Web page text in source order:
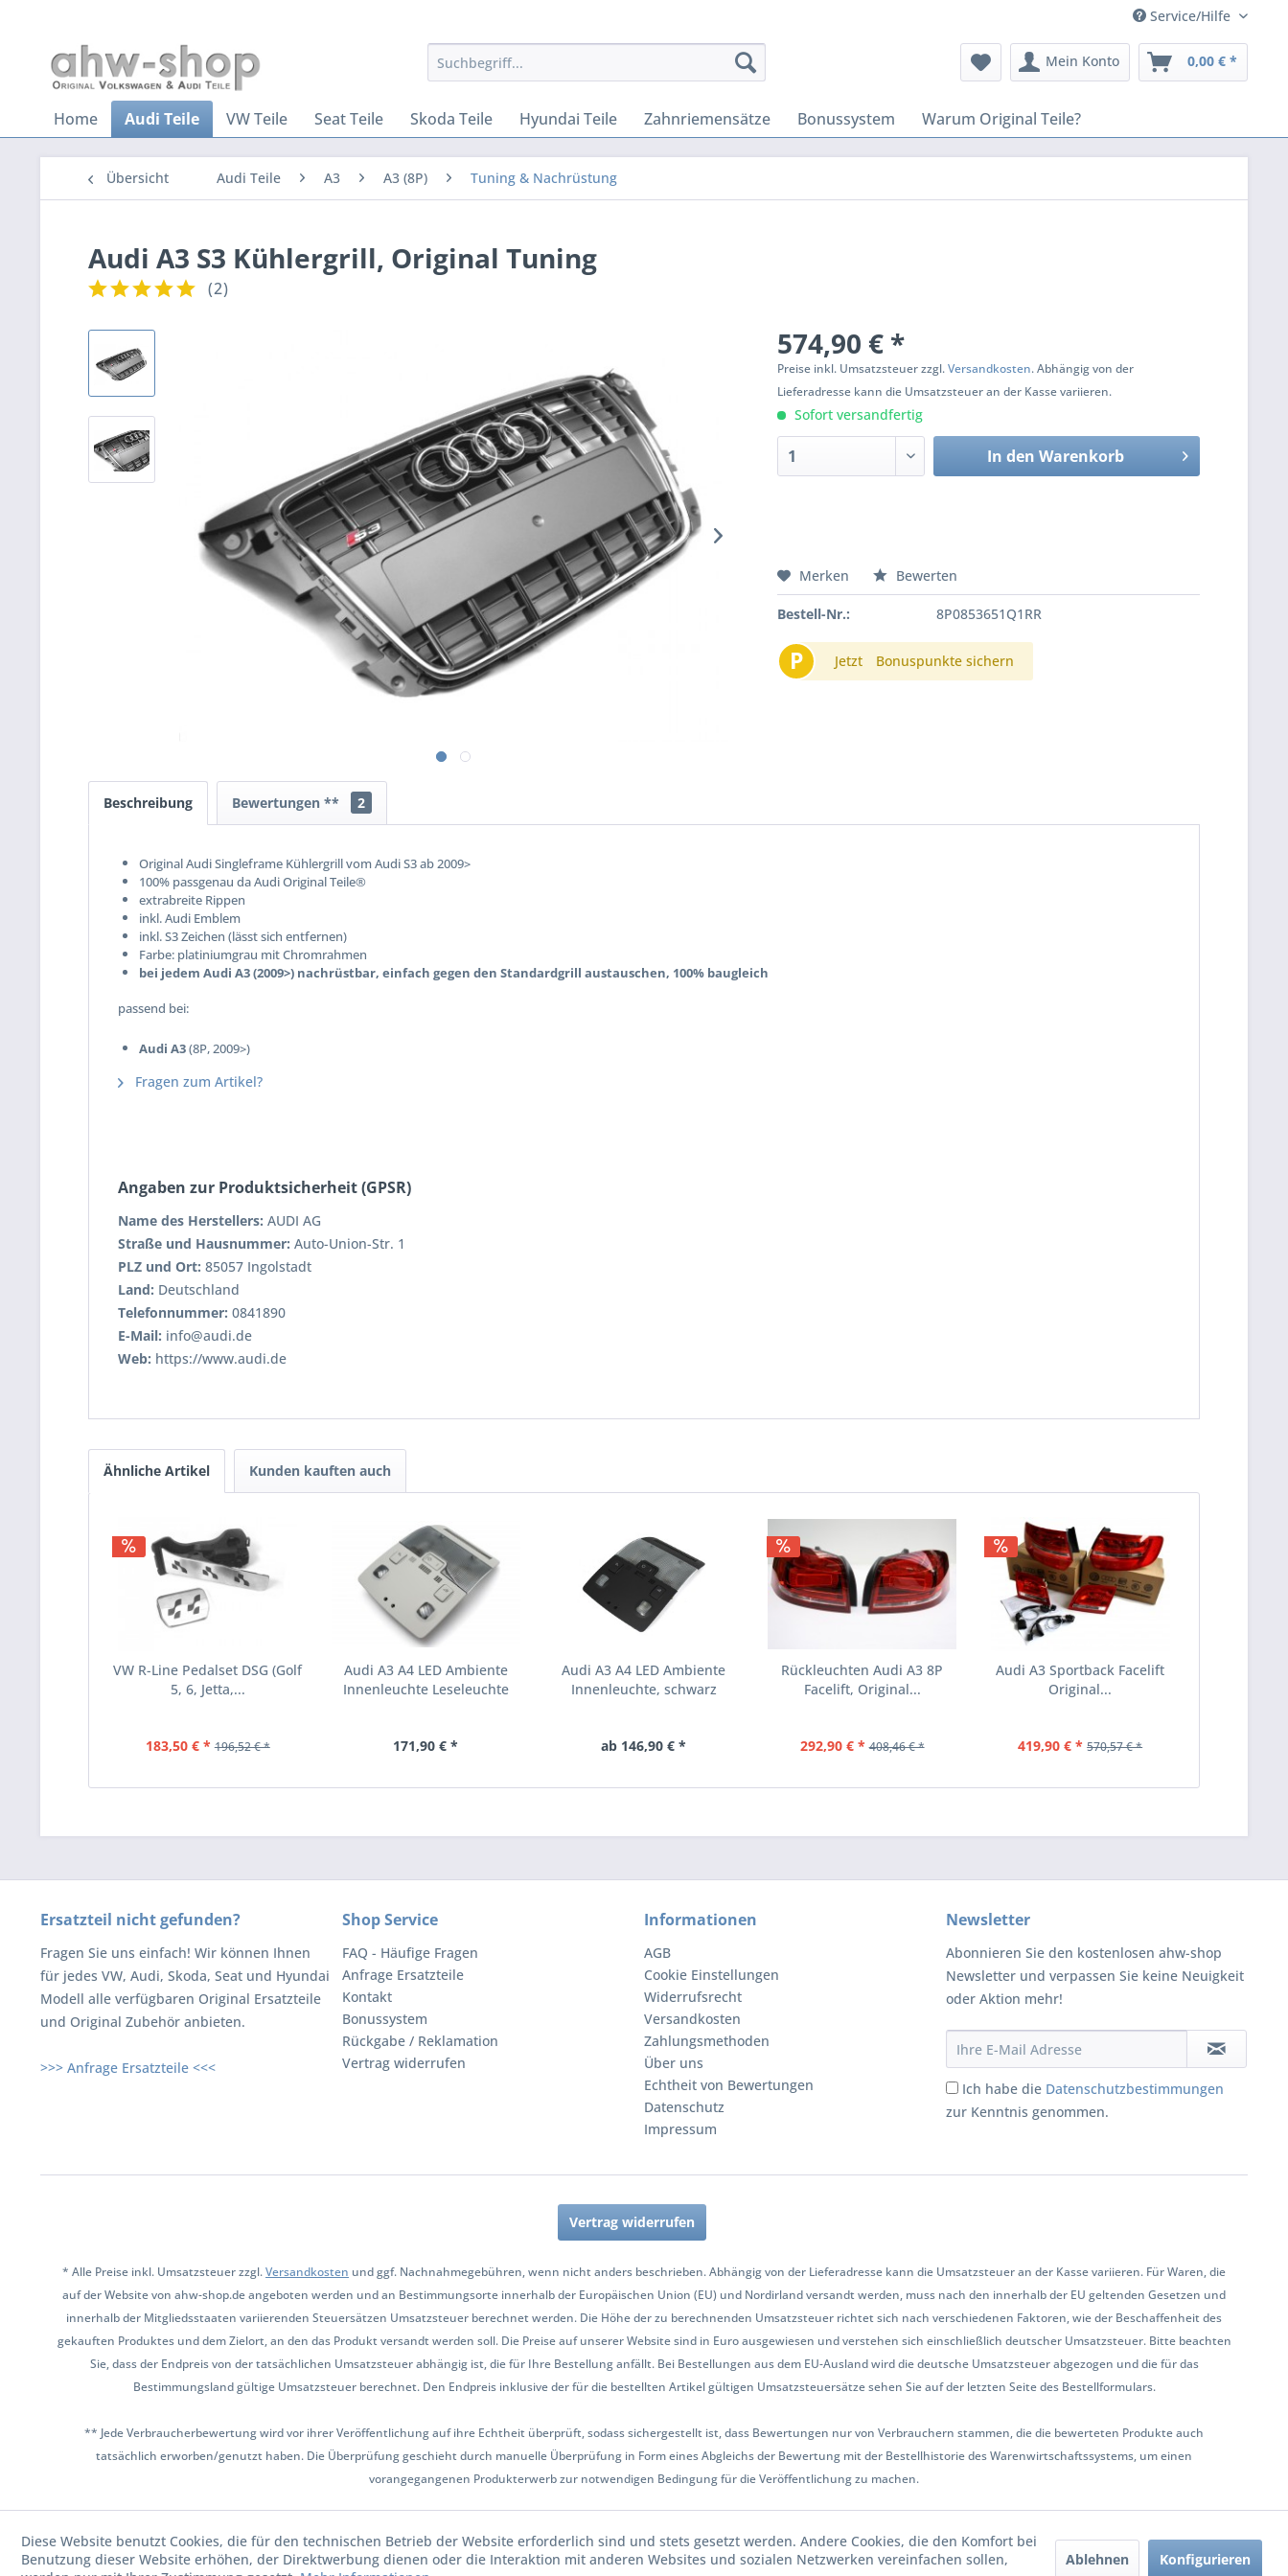
Service/Hilfe
Mein Konto 0,00 € *
Home Audi Teile VW Teile Seat Teile Skoda Teile Hyundai Teile Zahnriemensätze Bonussystem Warum Original Teile?
Übersicht Audi Teile A3 A3 (8P) Tuning & Nachrüstung
Audi A3 S3 Kühlergrill, Original Tuning
(2)
574,90 € *
Preise inkl. Umsatzsteuer zzgl.Versandkosten. Abhängig von der
Lieferadresse kann die Umsatzsteuer an der Kasse variieren.
Sofort versandfertig
In den Warenkorb
Merken Bewerten
Bestell-Nr.: 8P0853651Q1RR
P Jetzt Bonuspunkte sichern
Beschreibung Bewertungen ** 2
Original Audi Singleframe Kühlergrill vom Audi S3 ab 2009>
100% passgenau da Audi Original Teile®
extrabreite Rippen
inkl. Audi Emblem
inkl. S3 Zeichen (lässt sich entfernen)
Farbe: platiniumgrau mit Chromrahmen
bei jedem Audi A3 (2009>) nachrüstbar, einfach gegen den Standardgrill austauschen, 100% baugleich
passend bei:
Audi A3(8P, 2009>)
Fragen zum Artikel?
Angaben zur Produktsicherheit (GPSR)
Name des Herstellers: AUDI AG
Straße und Hausnummer: Auto-Union-Str. 1
PLZ und Ort: 85057 Ingolstadt
Land: Deutschland
Telefonnummer: 0841890
E-Mail: info@audi.de
Web: https://www.audi.de
Ähnliche Artikel Kunden kauften auch
VW R-Line Pedalset DSG (Golf
5, 6, Jetta,...
183,50 € * 196,52 € *
Audi A3 A4 LED Ambiente
Innenleuchte Leseleuchte
171,90 € *
Audi A3 A4 LED Ambiente
Innenleuchte, schwarz
ab 146,90 € *
Rückleuchten Audi A3 8P
Facelift, Original...
292,90 € * 408,46 € *
Audi A3 Sportback Facelift
Original...
419,90 € * 570,57 € *
Ersatzteil nicht gefunden?
Fragen Sie uns einfach! Wir können Ihnen
für jedes VW, Audi, Skoda, Seat und Hyundai
Modell alle verfügbaren Original Ersatzteile
und Original Zubehör anbieten.
>>> Anfrage Ersatzteile <<<
Shop Service
FAQ - Häufige Fragen
Anfrage Ersatzteile
Kontakt
Bonussystem
Rückgabe / Reklamation
Vertrag widerrufen
Informationen
AGB
Cookie Einstellungen
Widerrufsrecht
Versandkosten
Zahlungsmethoden
Über uns
Echtheit von Bewertungen
Datenschutz
Impressum
Newsletter
Abonnieren Sie den kostenlosen ahw-shop
Newsletter und verpassen Sie keine Neuigkeit
oder Aktion mehr!
Ich habe die Datenschutzbestimmungen
zur Kenntnis genommen.
Vertrag widerrufen
* Alle Preise inkl. Umsatzsteuer zzgl.Versandkosten und ggf. Nachnahmegebühren, wenn nicht anders beschrieben. Abhängig von der Lieferadresse kann die Umsatzsteuer an der Kasse variieren. Für Waren, die
auf der Website von ahw-shop.de angeboten werden und an Bestimmungsorte innerhalb der Europäischen Union (EU) und Nordirland versandt werden, muss nach den innerhalb der EU geltenden Gesetzen und
innerhalb der Mitgliedsstaaten variierenden Steuersätzen Umsatzsteuer berechnet werden. Die Höhe der zu berechnenden Umsatzsteuer richtet sich nach verschiedenen Faktoren, wie der Beschaffenheit des
gekauften Produktes und dem Zielort, an den das Produkt versandt werden soll. Die Preise auf unserer Website sind in Euro ausgewiesen und verstehen sich einschließlich deutscher Umsatzsteuer. Bitte beachten
Sie, dass der Endpreis von der tatsächlichen Umsatzsteuer abhängig ist, die für Ihre Bestellung anfällt. Bei Bestellungen aus dem EU-Ausland wird die deutsche Umsatzsteuer abgezogen und die für das
Bestimmungsland gültige Umsatzsteuer berechnet. Den Endpreis inklusive der für die bestellten Artikel gültigen Umsatzsteuersätze sehen Sie auf der letzten Seite des Bestellformulars.
** Jede Verbraucherbewertung wird vor ihrer Veröffentlichung auf ihre Echtheit überprüft, sodass sichergestellt ist, dass Bewertungen nur von Verbrauchern stammen, die die bewerteten Produkte auch
tatsächlich erworben/genutzt haben. Die Überprüfung geschieht durch manuelle Überprüfung in Form eines Abgleichs der Bewertung mit der Bestellhistorie des Warenwirtschaftssystems, um einen
vorangegangenen Produkterwerb zur notwendigen Bedingung für die Veröffentlichung zu machen.
Diese Website benutzt Cookies, die für den technischen Betrieb der Website erforderlich sind und stets gesetzt werden. Andere Cookies, die den Komfort bei
Benutzung dieser Website erhöhen, der Direktwerbung dienen oder die Interaktion mit anderen Websites und sozialen Netzwerken vereinfachen sollen,
Ablehnen Konfigurieren